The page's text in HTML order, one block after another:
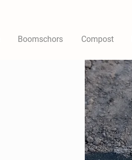
Boomschors Compost